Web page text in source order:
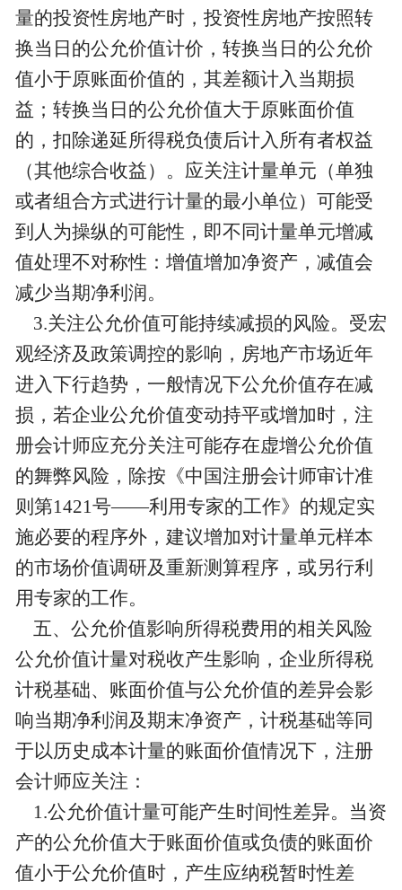
量的投资性房地产时，投资性房地产按照转
换当日的公允价值计价，转换当日的公允价
值小于原账面价值的，其差额计入当期损
益；转换当日的公允价值大于原账面价值
的，扣除递延所得税负债后计入所有者权益
（其他综合收益）。应关注计量单元（单独
或者组合方式进行计量的最小单位）可能受
到人为操纵的可能性，即不同计量单元增减
值处理不对称性：增值增加净资产，减值会
减少当期净利润。
3.关注公允价值可能持续减损的风险。受宏
观经济及政策调控的影响，房地产市场近年
进入下行趋势，一般情况下公允价值存在减
损，若企业公允价值变动持平或增加时，注
册会计师应充分关注可能存在虚增公允价值
的舞弊风险，除按《中国注册会计师审计准
则第1421号——利用专家的工作》的规定实
施必要的程序外，建议增加对计量单元样本
的市场价值调研及重新测算程序，或另行利
用专家的工作。
五、公允价值影响所得税费用的相关风险
公允价值计量对税收产生影响，企业所得税
计税基础、账面价值与公允价值的差异会影
响当期净利润及期末净资产，计税基础等同
于以历史成本计量的账面价值情况下，注册
会计师应关注：
1.公允价值计量可能产生时间性差异。当资
产的公允价值大于账面价值或负债的账面价
值小于公允价值时，产生应纳税暂时性差